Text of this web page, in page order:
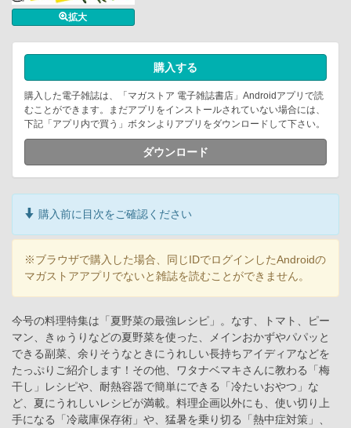
拡大
購入する
購入した電子雑誌は、「マガストア 電子雑誌書店」Androidアプリで読
むことができます。まだアプリをインストールされていない場合には、
下記「アプリ内で買う」ボタンよりアプリをダウンロードして下さい。
ダウンロード
購入前に目次をご確認ください
※ブラウザで購入した場合、同じIDでログインしたAndroidの
マガストアアプリでないと雑誌を読むことができません。
今号の料理特集は「夏野菜の最強レシピ」。なす、トマト、ピー
マン、きゅうりなどの夏野菜を使った、メインおかずやパパッと
できる副菜、余りそうなときにうれしい長持ちアイディアなどを
たっぷりご紹介します！その他、ワタナベマキさんに教わる「梅
干し」レシピや、耐熱容器で簡単にできる「冷たいおやつ」な
ど、夏にうれしいレシピが満載。料理企画以外にも、使い切り上
手になる「冷蔵庫保存術」や、猛暑を乗り切る「熱中症対策」、